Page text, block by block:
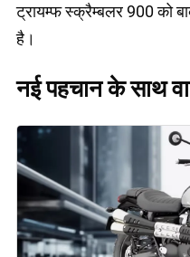
ट्रायम्फ स्क्रैम्बलर 900 को
है।
नई पहचान के साथ